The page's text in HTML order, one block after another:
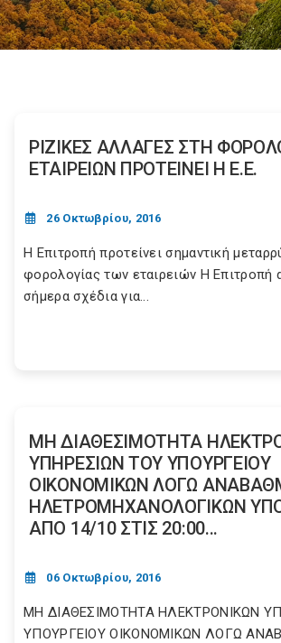
ΡΙΖΙΚΕΣ ΑΛΛΑΓΕΣ ΣΤΗ
ΕΤΑΙΡΕΙΩΝ ΠΡΟΤΕΙΝΕΙ Η Ε.Ε.
26 Οκτωβρίου, 2016
Η Επιτροπή προτείνει σημαντική
φορολογίας των εταιρειών Η Επιτροπή
σήμερα σχέδια για...
ΜΗ ΔΙΑΘΕΣΙΜΟΤΗΤΑ
ΥΠΗΡΕΣΙΩΝ ΤΟΥ ΥΠΟΥΡΓΕΙΟΥ
ΟΙΚΟΝΟΜΙΚΩΝ ΛΟΓΩ
ΗΛΕΤΡΟΜΗΧΑΝΟΛΟΓΙΚΩΝ
ΑΠΟ 14/10 ΣΤΙΣ 20:00...
06 Οκτωβρίου, 2016
ΜΗ ΔΙΑΘΕΣΙΜΟΤΗΤΑ ΗΛΕΚΤΡΟΝΙΚΩΝ
ΥΠΟΥΡΓΕΙΟΥ ΟΙΚΟΝΟΜΙΚΩΝ ΛΟΓΩ